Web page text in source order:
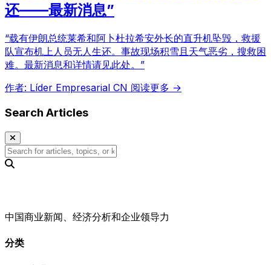
还——最新消息”
“载有伊朗总统莱希和阿卜杜拉希安外长的直升机坠毁，救援
队宣布机上人员无人生还。事故现场积雪且天气恶劣，搜救困
难。最新消息和详情请见此处。”
作者: Líder Empresarial CN 阅读更多 →
Search Articles
中国商业新闻、经济分析和企业领导力
分类